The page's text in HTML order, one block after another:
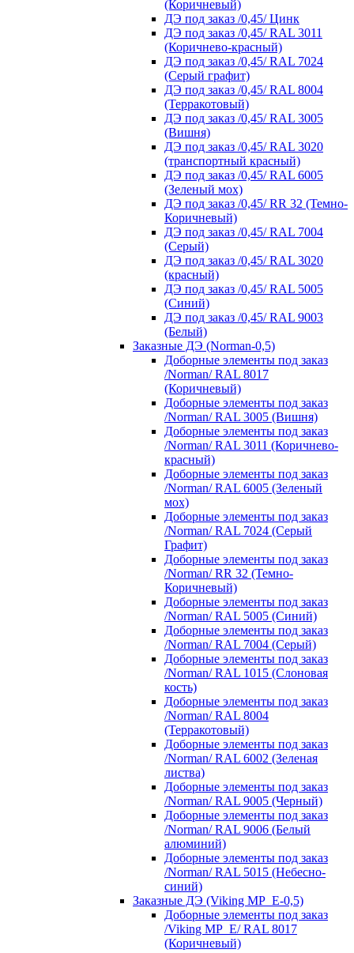
(Коричневый)
ДЭ под заказ /0,45/ Цинк
ДЭ под заказ /0,45/ RAL 3011
(Коричнево-красный)
ДЭ под заказ /0,45/ RAL 7024
(Серый графит)
ДЭ под заказ /0,45/ RAL 8004
(Терракотовый)
ДЭ под заказ /0,45/ RAL 3005
(Вишня)
ДЭ под заказ /0,45/ RAL 3020
(транспортный красный)
ДЭ под заказ /0,45/ RAL 6005
(Зеленый мох)
ДЭ под заказ /0,45/ RR 32 (Темно-
Коричневый)
ДЭ под заказ /0,45/ RAL 7004
(Серый)
ДЭ под заказ /0,45/ RAL 3020
(красный)
ДЭ под заказ /0,45/ RAL 5005
(Синий)
ДЭ под заказ /0,45/ RAL 9003
(Белый)
Заказные ДЭ (Norman-0,5)
Доборные элементы под заказ
/Norman/ RAL 8017
(Коричневый)
Доборные элементы под заказ
/Norman/ RAL 3005 (Вишня)
Доборные элементы под заказ
/Norman/ RAL 3011 (Коричнево-
красный)
Доборные элементы под заказ
/Norman/ RAL 6005 (Зеленый
мох)
Доборные элементы под заказ
/Norman/ RAL 7024 (Серый
Графит)
Доборные элементы под заказ
/Norman/ RR 32 (Темно-
Коричневый)
Доборные элементы под заказ
/Norman/ RAL 5005 (Синий)
Доборные элементы под заказ
/Norman/ RAL 7004 (Серый)
Доборные элементы под заказ
/Norman/ RAL 1015 (Слоновая
кость)
Доборные элементы под заказ
/Norman/ RAL 8004
(Терракотовый)
Доборные элементы под заказ
/Norman/ RAL 6002 (Зеленая
листва)
Доборные элементы под заказ
/Norman/ RAL 9005 (Черный)
Доборные элементы под заказ
/Norman/ RAL 9006 (Белый
алюминий)
Доборные элементы под заказ
/Norman/ RAL 5015 (Небесно-
синий)
Заказные ДЭ (Viking MP_E-0,5)
Доборные элементы под заказ
/Viking MP_E/ RAL 8017
(Коричневый)